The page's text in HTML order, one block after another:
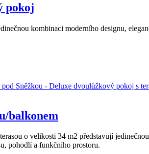
pokoj
kombinaci moderního designu,
balkonem
o velikosti 34 m2 představují
pohodlí a funkčního prostoru.